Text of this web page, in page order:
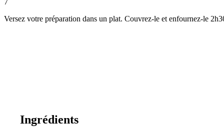
7
Versez votre préparation dans un plat. Couvrez-le et enfournez-le
Ingrédients